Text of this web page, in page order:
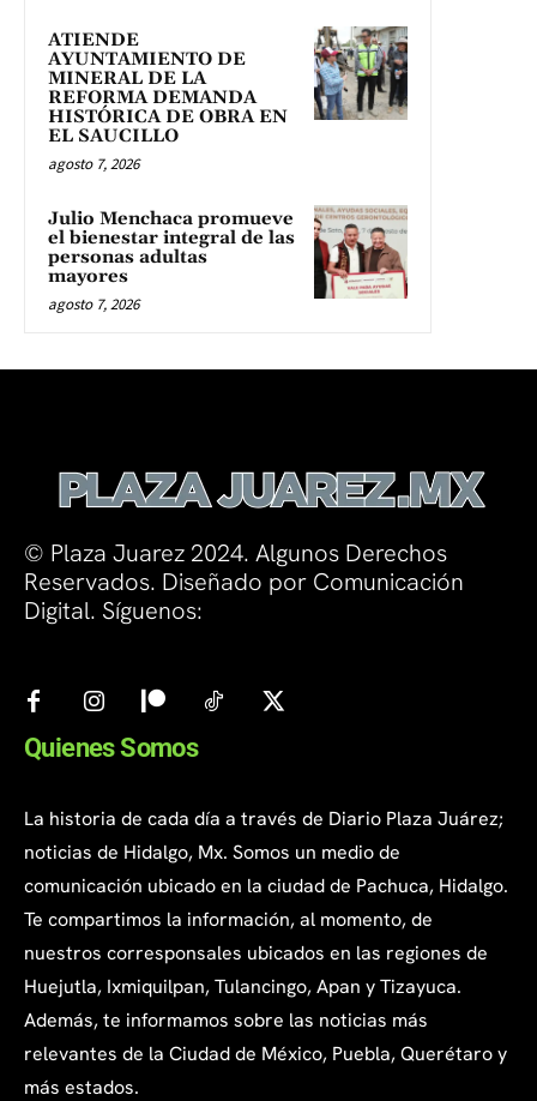
ATIENDE
AYUNTAMIENTO DE
MINERAL DE LA
REFORMA DEMANDA
HISTÓRICA DE OBRA EN
EL SAUCILLO
agosto 7, 2026
Julio Menchaca promueve
el bienestar integral de las
personas adultas
mayores
agosto 7, 2026
© Plaza Juarez 2024. Algunos Derechos
Reservados. Diseñado por Comunicación
Digital. Síguenos:
Quienes Somos
La historia de cada día a través de Diario Plaza Juárez;
noticias de Hidalgo, Mx. Somos un medio de
comunicación ubicado en la ciudad de Pachuca, Hidalgo.
Te compartimos la información, al momento, de
nuestros corresponsales ubicados en las regiones de
Huejutla, Ixmiquilpan, Tulancingo, Apan y Tizayuca.
Además, te informamos sobre las noticias más
relevantes de la Ciudad de México, Puebla, Querétaro y
más estados.